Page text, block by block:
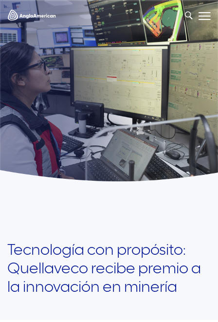
Tecnología con propósito:
Quellaveco recibe premio a
la innovación en minería